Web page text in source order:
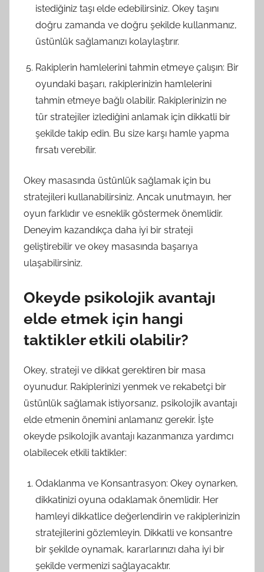
istediğiniz taşı elde edebilirsiniz. Okey taşını
doğru zamanda ve doğru şekilde kullanmanız,
üstünlük sağlamanızı kolaylaştırır.
Rakiplerin hamlelerini tahmin etmeye çalışın: Bir
oyundaki başarı, rakiplerinizin hamlelerini
tahmin etmeye bağlı olabilir. Rakiplerinizin ne
tür stratejiler izlediğini anlamak için dikkatli bir
şekilde takip edin. Bu size karşı hamle yapma
fırsatı verebilir.
Okey masasında üstünlük sağlamak için bu
stratejileri kullanabilirsiniz. Ancak unutmayın, her
oyun farklıdır ve esneklik göstermek önemlidir.
Deneyim kazandıkça daha iyi bir strateji
geliştirebilir ve okey masasında başarıya
ulaşabilirsiniz.
Okeyde psikolojik avantajı
elde etmek için hangi
taktikler etkili olabilir?
Okey, strateji ve dikkat gerektiren bir masa
oyunudur. Rakiplerinizi yenmek ve rekabetçi bir
üstünlük sağlamak istiyorsanız, psikolojik avantajı
elde etmenin önemini anlamanız gerekir. İşte
okeyde psikolojik avantajı kazanmanıza yardımcı
olabilecek etkili taktikler:
Odaklanma ve Konsantrasyon: Okey oynarken,
dikkatinizi oyuna odaklamak önemlidir. Her
hamleyi dikkatlice değerlendirin ve rakiplerinizin
stratejilerini gözlemleyin. Dikkatli ve konsantre
bir şekilde oynamak, kararlarınızı daha iyi bir
şekilde vermenizi sağlayacaktır.